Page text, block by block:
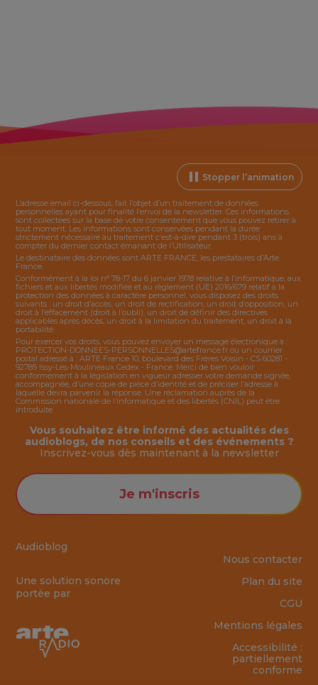
Stopper l’animation
L’adresse email ci-dessous, fait l’objet d’un traitement de données
personnelles ayant pour finalité l’envoi de la newsletter. Ces informations
sont collectées sur la base de votre consentement que vous pouvez retirer à
tout moment. Les informations sont conservées pendant la durée
strictement nécessaire au traitement c’est-à-dire pendant 3 (trois) ans à
compter du dernier contact émanant de l’Utilisateur.
Le destinataire des données sont ARTE FRANCE, les prestataires d’Arte
France.
Conformément à la loi n° 78-17 du 6 janvier 1978 relative à l’informatique, aux
fichiers et aux libertés modifiée et au règlement (UE) 2016/679 relatif à la
protection des données à caractère personnel, vous disposez des droits
suivants : un droit d’accès, un droit de rectification, un droit d’opposition, un
droit à l’effacement (droit à l’oubli), un droit de définir des directives
applicables après décès, un droit à la limitation du traitement, un droit à la
portabilité.
Pour exercer vos droits, vous pouvez envoyer un message électronique à :
PROTECTION-DONNEES-PERSONNELLES@artefrance.fr ou un courrier
postal adressé à : ARTE France 10, boulevard des Frères Voisin - CS 60281 -
92785 Issy-Les-Moulineaux Cedex - France. Merci de bien vouloir
conformément à la législation en vigueur adresser votre demande signée,
accompagnée, d’une copie de pièce d’identité et de préciser l’adresse à
laquelle devra parvenir la réponse. Une réclamation auprès de la
Commission nationale de l’Informatique et des libertés (CNIL) peut être
introduite.
Audioblog
Une solution sonore
portée par
Vous souhaitez être informé des actualités des
audioblogs, de nos conseils et des événements ?
Inscrivez-vous dès maintenant à la newsletter
Je m'inscris
Nous contacter
Plan du site
CGU
Mentions légales
Accessibilité :
partiellement
conforme